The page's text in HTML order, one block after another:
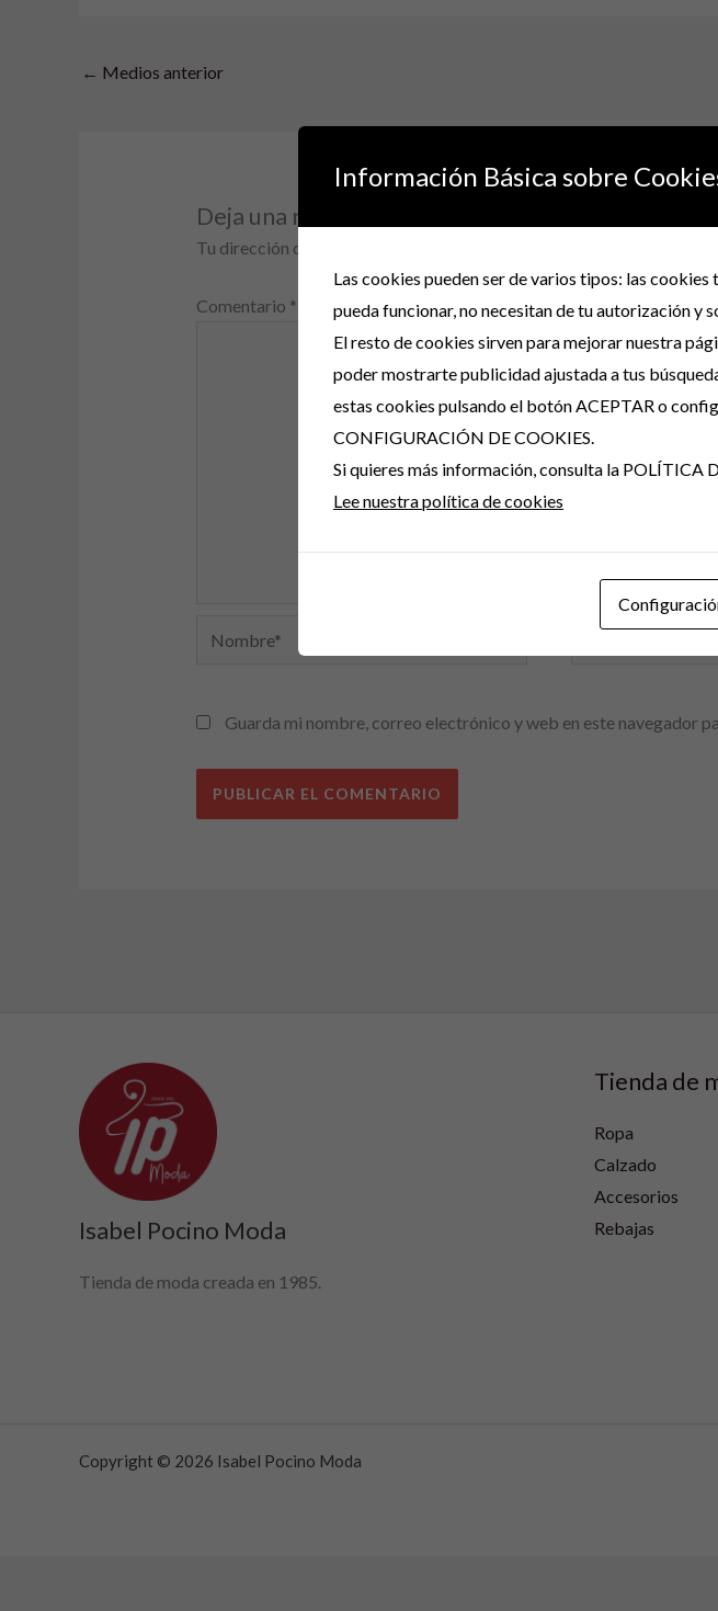
← Medios anterior
Deja una respuesta
Tu dirección de correo electrónico no será publicada.
Comentario *
Nombre*
Correo
electrónico*
Guarda mi nombre, correo electrónico y web en este navegador
Isabel Pocino Moda
Tienda de moda creada en 1985.
Tienda de
Ropa
Calzado
Accesorios
Rebajas
Copyright © 2026 Isabel Pocino Moda
Información Básica sobre
Las cookies pueden ser de varios tipos: las
pueda funcionar, no necesitan de tu autorización y
El resto de cookies sirven para mejorar nuestra
poder mostrarte publicidad ajustada a tus
estas cookies pulsando el botón ACEPTAR o
CONFIGURACIÓN DE COOKIES.
Si quieres más información, consulta la POLÍTICA
Lee nuestra política de cookies